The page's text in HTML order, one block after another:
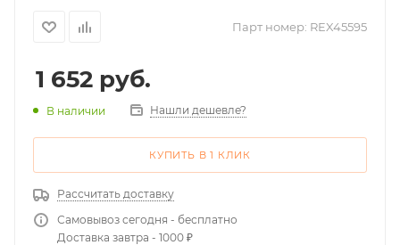
Парт номер: REX45595
1 652 руб.
В наличии Нашли дешевле?
КУПИТЬ В 1 КЛИК
Рассчитать доставку
Самовывоз сегодня - бесплатно
Доставка завтра - 1000 ₽